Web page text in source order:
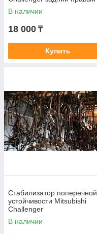
В наличии
18 000 ₸
Купить
Стабилизатор поперечной
устойчивости Mitsubishi
Challenger
В наличии